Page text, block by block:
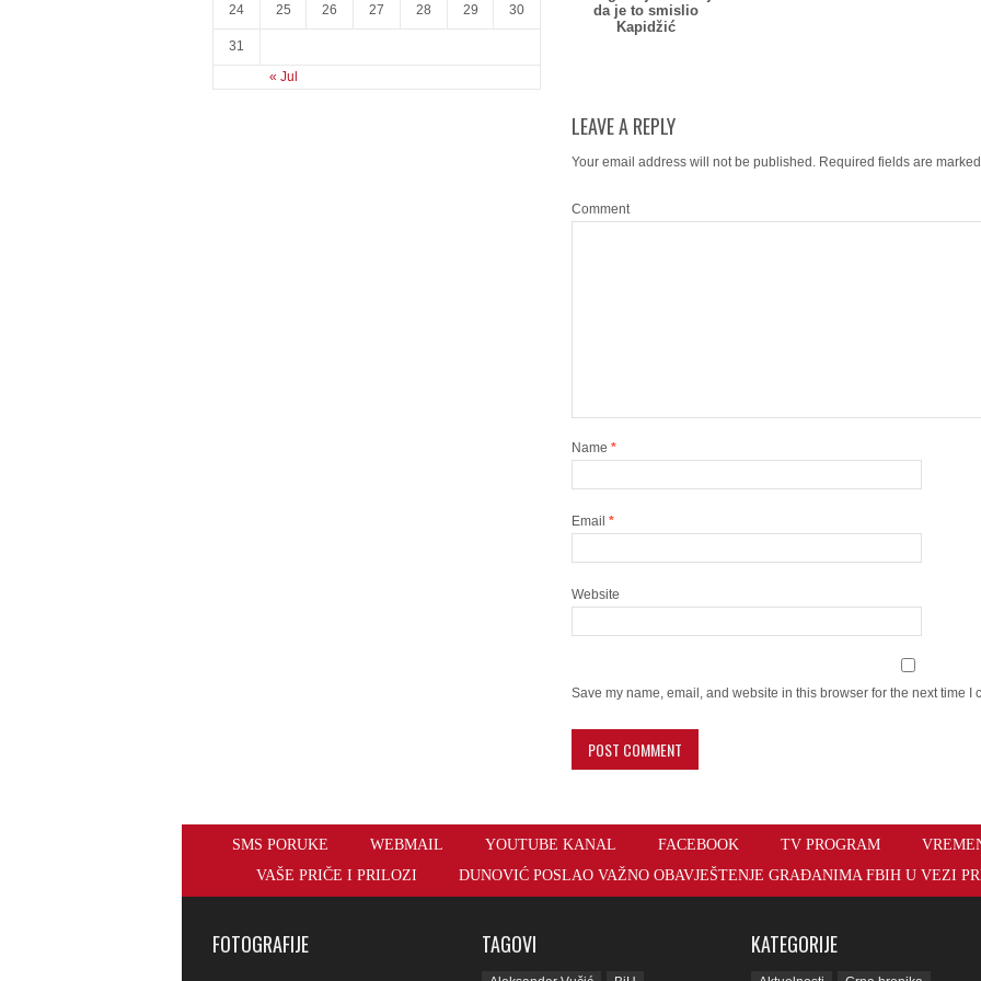
« Jul
24 25 26 27 28 29 30
31
da je to smislio
Kapidžić
LEAVE A REPLY
Your email address will not be published. Required fields are
Comment
Name *
Email *
Website
Save my name, email, and website in this browser for the next time I
SMS PORUKE WEBMAIL YOUTUBE KANAL FACEBOOK TV PROGRAM
VAŠE PRIČE I PRILOZI
DUNOVIĆ POSLAO VAŽNO OBAVJEŠTENJE GRAĐANIMA FBIH U VEZI
FOTOGRAFIJE TAGOVI KATEGORIJE